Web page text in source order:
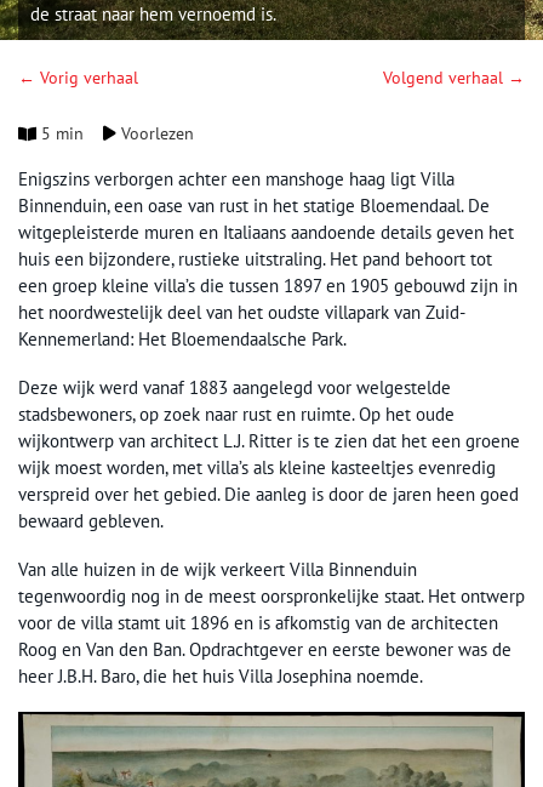
de straat naar hem vernoemd is.
← Vorig verhaal Volgend verhaal →
5 min Voorlezen
Enigszins verborgen achter een manshoge haag ligt Villa
Binnenduin, een oase van rust in het statige Bloemendaal. De
witgepleisterde muren en Italiaans aandoende details geven het
huis een bijzondere, rustieke uitstraling. Het pand behoort tot
een groep kleine villa’s die tussen 1897 en 1905 gebouwd zijn in
het noordwestelijk deel van het oudste villapark van Zuid-
Kennemerland: Het Bloemendaalsche Park.
Deze wijk werd vanaf 1883 aangelegd voor welgestelde
stadsbewoners, op zoek naar rust en ruimte. Op het oude
wijkontwerp van architect L.J. Ritter is te zien dat het een groene
wijk moest worden, met villa’s als kleine kasteeltjes evenredig
verspreid over het gebied. Die aanleg is door de jaren heen goed
bewaard gebleven.
Van alle huizen in de wijk verkeert Villa Binnenduin
tegenwoordig nog in de meest oorspronkelijke staat. Het ontwerp
voor de villa stamt uit 1896 en is afkomstig van de architecten
Roog en Van den Ban. Opdrachtgever en eerste bewoner was de
heer J.B.H. Baro, die het huis Villa Josephina noemde.